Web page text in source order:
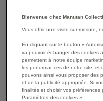
Carton à dessin
Colle
Copie simple et
Bienvenue chez Manutan
Vous offrir une visite sur-mesure,
En cliquant sur le bouton «
va pouvoir échanger des cookies
permettent à notre équipe
les performances de notre site, et
pouvons ainsi vous proposer des
et de la publicité appropriée. Si
finalités et choisir vos
Paramètres des cookies ».